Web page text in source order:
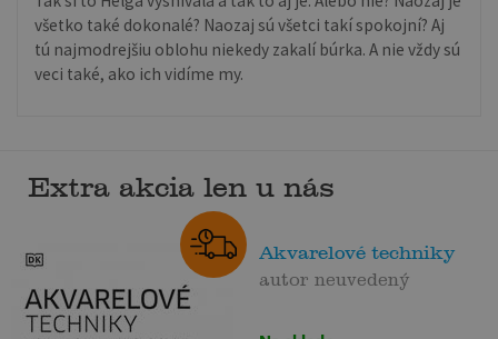
všetko také dokonalé? Naozaj sú všetci takí spokojní? Aj
tú najmodrejšiu oblohu niekedy zakalí búrka. A nie vždy sú
veci také, ako ich vidíme my.
Extra akcia len u nás
Akvarelové techniky
autor neuvedený